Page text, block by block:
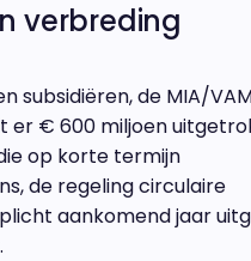
verbreding
subsidiëren, de MIA/
er € 600 miljoen
op korte termijn
de regeling circulaire
aankomend jaar